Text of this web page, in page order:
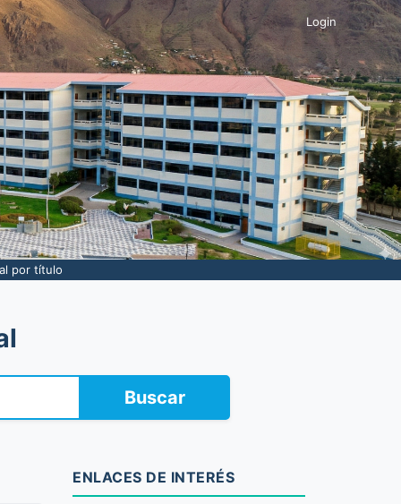
Login
por título
Buscar
ENLACES DE INTERÉS